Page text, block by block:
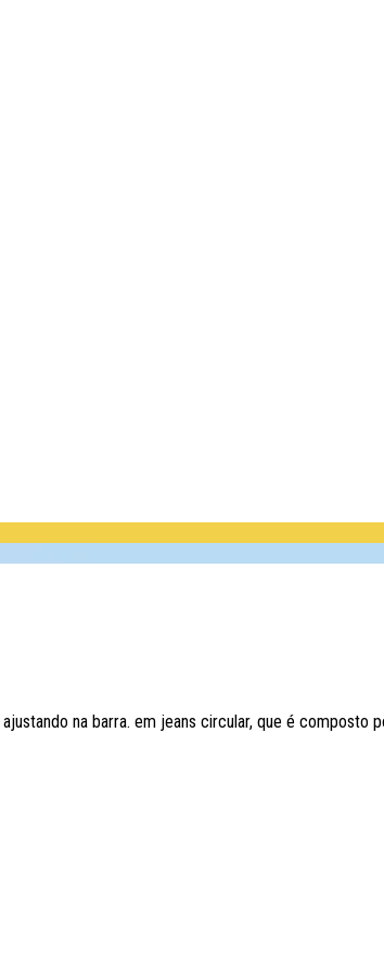
na barra. em jeans circular, que é